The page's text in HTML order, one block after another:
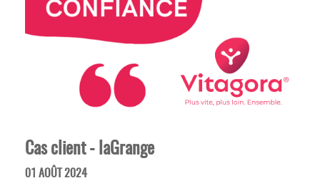
Cas client - laGrange
01 AOÛT 2024